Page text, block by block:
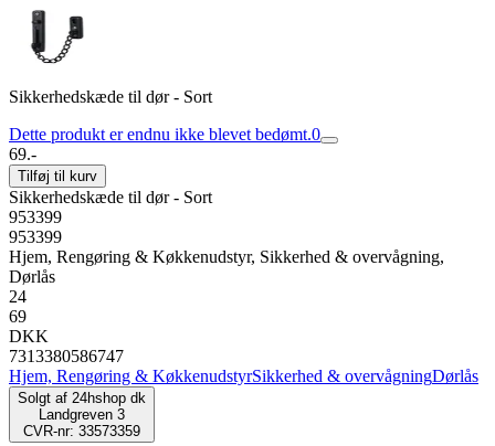
Sikkerhedskæde til dør - Sort
Dette produkt er endnu ikke blevet bedømt.0
69.-
Tilføj til kurv
Sikkerhedskæde til dør - Sort
953399
953399
Hjem, Rengøring & Køkkenudstyr, Sikkerhed & overvågning,
Dørlås
24
69
DKK
7313380586747
Hjem, Rengøring & KøkkenudstyrSikkerhed & overvågningDørlås
Solgt af 24hshop dk
Landgreven 3
CVR-nr: 33573359